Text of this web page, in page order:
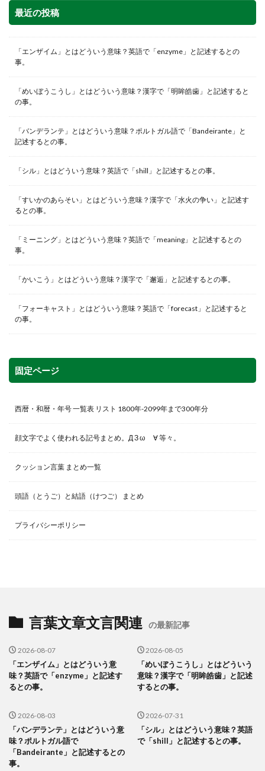
最近の投稿
「エンザイム」とはどういう意味？英語で「enzyme」と記述するとの
事。
「めいぼうこうし」とはどういう意味？漢字で「明眸皓歯」と記述すると
の事。
「バンデランテ」とはどういう意味？ポルトガル語で「Bandeirante」と
記述するとの事。
「シル」とはどういう意味？英語で「shill」と記述するとの事。
「すいかのあらそい」とはどういう意味？漢字で「水火の争い」と記述す
るとの事。
「ミーニング」とはどういう意味？英語で「meaning」と記述するとの
事。
「かいこう」とはどういう意味？漢字で「邂逅」と記述するとの事。
「フォーキャスト」とはどういう意味？英語で「forecast」と記述すると
の事。
固定ページ
西暦・和暦・年号 一覧表 リスト 1800年-2099年まで300年分
顔文字でよく使われる記号まとめ。Д З ω ゞ∀ 等々。
クッション言葉 まとめ一覧
頭語（とうご）と結語（けつご） まとめ
プライバシーポリシー
言葉文章文言関連 の最新記事
2026-08-07
「エンザイム」とはどういう意
味？英語で「enzyme」と記述す
るとの事。
2026-08-05
「めいぼうこうし」とはどういう
意味？漢字で「明眸皓歯」と記述
するとの事。
2026-08-03
「バンデランテ」とはどういう意
味？ポルトガル語で
「Bandeirante」と記述するとの
事。
2026-07-31
「シル」とはどういう意味？英語
で「shill」と記述するとの事。